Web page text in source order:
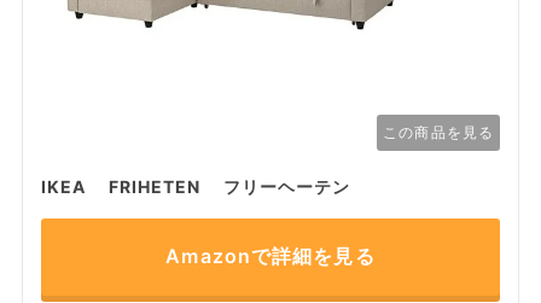
この商品を見る
IKEA FRIHETEN フリーヘーテン
Amazonで詳細を見る